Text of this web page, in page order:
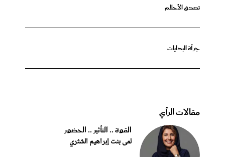
تصدق الأحلام
جرأة البدايات
مقالات الرأي
القوة .. التأثير .. الحضور
لمى بنت إبراهيم الشثري